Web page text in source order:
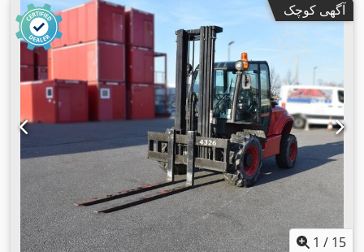
آگهی کوچک
1 / 15